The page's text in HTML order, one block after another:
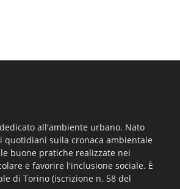
all'ambiente urbano. Nato
quotidiani sulla cronaca ambientale
buone pratiche realizzate nei
e favorire l'inclusione sociale. È
di Torino (iscrizione n. 58 del